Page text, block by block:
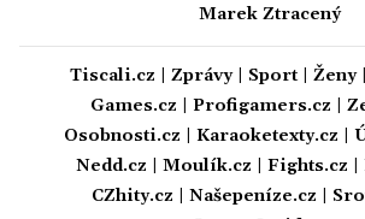
Marek Ztracený
Tiscali.cz Zprávy| Sport| Ženy|
Games.cz
Profigamers.cz
Osobnosti.cz
Karaoketexty.cz
Nedd.cz
Moulík.cz Fights.cz
CZhity.cz
Našepeníze.cz